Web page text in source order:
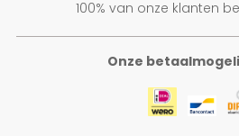
Onze
100% van onze klanten